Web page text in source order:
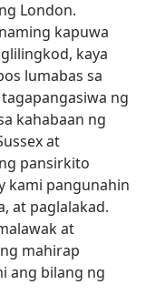
London.
kapuwa
kaya
lumabas sa
ng
kahabaan ng
at
pansirkito
kami pangunahin
at paglalakad.
at
mahirap
ang bilang ng